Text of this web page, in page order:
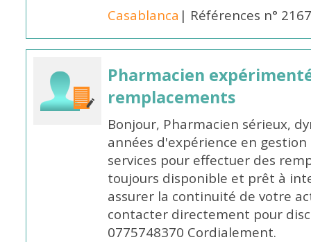
Casablanca | Références n°
Pharmacien
remplacements
Bonjour, Pharmacien sérieux,
années d'expérience en
services pour effectuer des
toujours disponible et prêt à
assurer la continuité de votre
contacter directement pour
0775748370 Cordialement.